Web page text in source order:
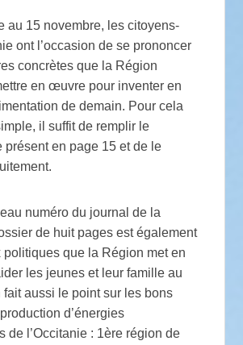
au 15 novembre, les citoyens-
ont l’occasion de se prononcer
concrètes que la Région
en œuvre pour inventer en
de demain. Pour cela
il suffit de remplir le
présent en page 15 et de le
numéro du journal de la
de huit pages est également
politiques que la Région met en
les jeunes et leur famille au
fait aussi le point sur les bons
d’énergies
de l’Occitanie : 1ère région de